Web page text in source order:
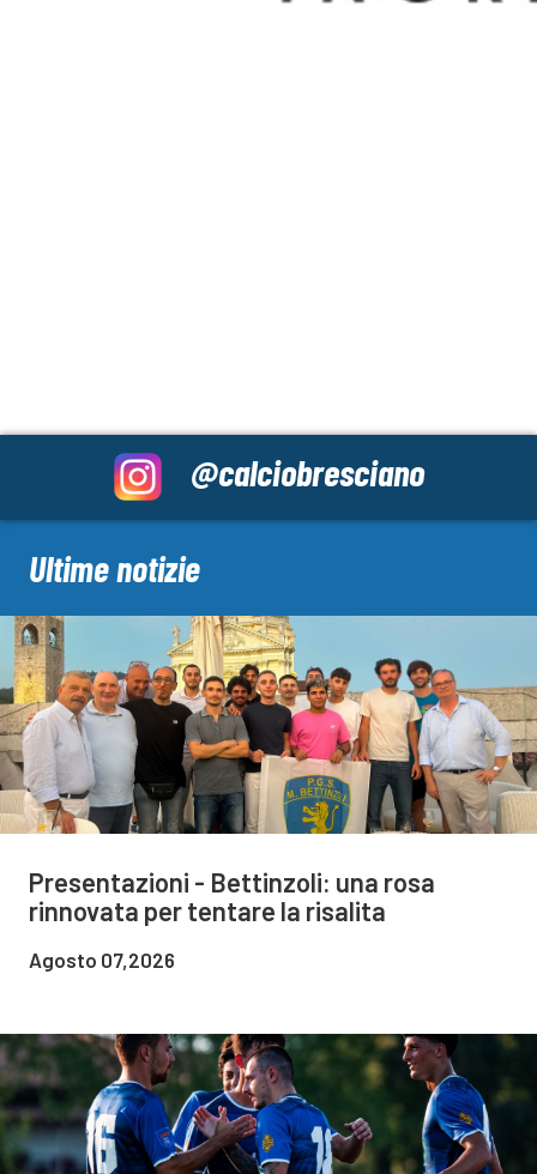
@calciobresciano
Ultime notizie
Presentazioni - Bettinzoli: una rosa
rinnovata per tentare la risalita
Agosto 07,2026